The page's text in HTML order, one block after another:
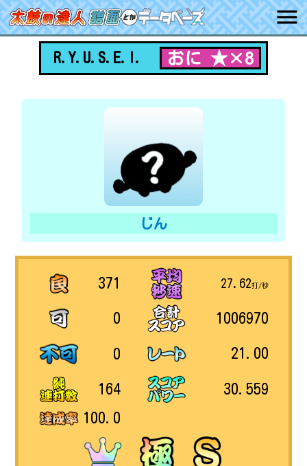
R.Y.U.S.E.I. おに ★×8
じん
371
0
0
164
100.0
27.62打/秒
1006970
21.00
30.559